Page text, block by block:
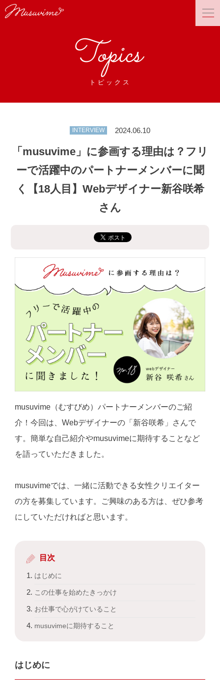
Topics
トピックス
INTERVIEW 2024.06.10
「musuvime」に参画する理由は？フリ
ーで活躍中のパートナーメンバーに聞
く【18人目】Webデザイナー新谷咲希
さん
musuvime（むすびめ）パートナーメンバーのご紹
介！今回は、Webデザイナーの「 新谷咲希」さんで
す。簡単な自己紹介やmusuvimeに期待することなど
を語っていただきました。
musuvimeでは、一緒に活動できる女性クリエイター
の方を募集しています。 ご興味のある方は、ぜひ参考
にしていただければと思います。
目次
はじめに
この仕事を始めたきっかけ
お仕事で心がけていること
musuvimeに期待すること
はじめに